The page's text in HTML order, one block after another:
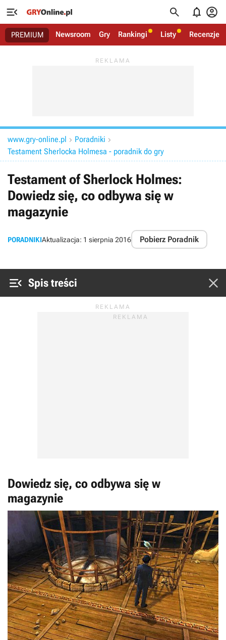
   
PREMIUM Newsroom Gry Rankingi Listy Recenzje
www.gry-online.pl  Poradniki 
Testament Sherlocka Holmesa - poradnik do gry
Testament of Sherlock Holmes:
Dowiedz się, co odbywa się w
magazynie
PORADNIKIAktualizacja: 1 sierpnia 2016 Pobierz Poradnik
 Spis treści 
Dowiedz się, co odbywa się w
magazynie